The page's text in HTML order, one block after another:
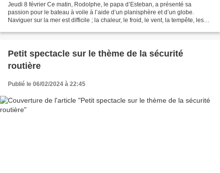
Jeudi 8 février Ce matin, Rodolphe, le papa d’Esteban, a présenté sa
passion pour le bateau à voile à l’aide d’un planisphère et d’un globe.
Naviguer sur la mer est difficile ; la chaleur, le froid, le vent, la tempête, les
Petit spectacle sur le thème de la sécurité
routière
Publié le 06/02/2024 à 22:45